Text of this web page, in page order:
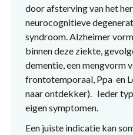
door afsterving van het
neurocognitieve
syndroom. Alzheimer
binnen deze ziekte,
dementie, een mengvorm
frontotemporaal, Ppa en
naar ontdekker). Ieder
eigen symptomen.
Een juiste indicatie kan